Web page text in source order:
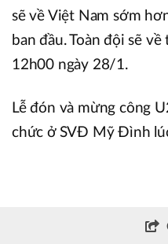
sẽ về Việt Nam sớm
ban đầu. Toàn đội sẽ
12h00 ngày 28/1.
Lễ đón và mừng công
chức ở SVĐ Mỹ Đình